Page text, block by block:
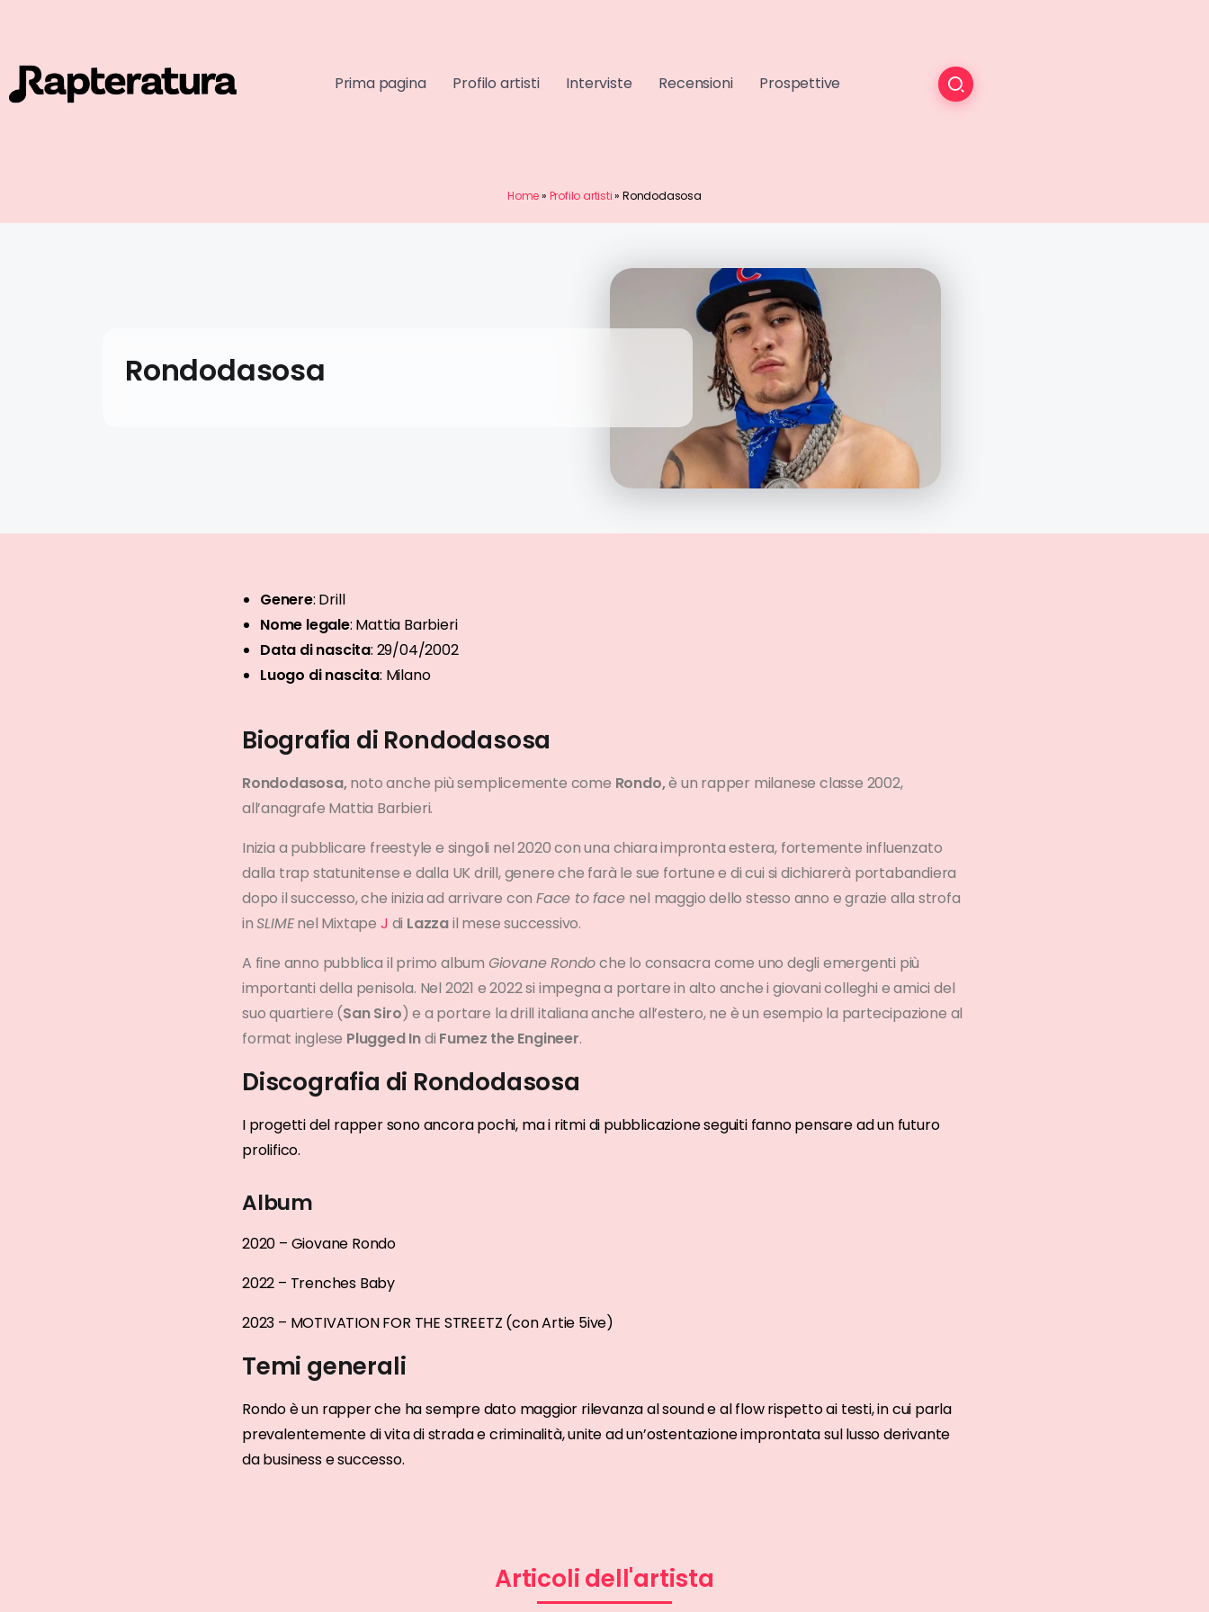
Prima pagina Profilo artisti Interviste Recensioni Prospettive
Home» Profilo artisti»Rondodasosa
Rondodasosa
Genere: Drill
Nome legale: Mattia Barbieri
Data di nascita: 29/04/2002
Luogo di nascita: Milano
Biografia di Rondodasosa
Rondodasosa,noto anche più semplicemente come Rondo,è un rapper milanese classe 2002,
all’anagrafe Mattia Barbieri.
Inizia a pubblicare freestyle e singoli nel 2020 con una chiara impronta estera, fortemente influenzato
dalla trap statunitense e dalla UK drill, genere che farà le sue fortune e di cui si dichiarerà portabandiera
dopo il successo, che inizia ad arrivare conFace to face nel maggio dello stesso anno e grazie alla strofa
inSLIMEnel Mixtape J di Lazzail mese successivo.
A fine anno pubblica il primo album Giovane Rondoche lo consacra come uno degli emergenti più
importanti della penisola. Nel 2021 e 2022 si impegna a portare in alto anche i giovani colleghi e amici del
suo quartiere (San Siro) e a portare la drill italiana anche all’estero, ne è un esempio la partecipazione al
format inglese Plugged Indi Fumez the Engineer.
Discografia di Rondodasosa
I progetti del rapper sono ancora pochi, ma i ritmi di pubblicazione seguiti fanno pensare ad un futuro
prolifico.
Album
2020 – Giovane Rondo
2022 – Trenches Baby
2023 – MOTIVATION FOR THE STREETZ (con Artie 5ive)
Temi generali
Rondo è un rapper che ha sempre dato maggior rilevanza al sound e al flow rispetto ai testi, in cui parla
prevalentemente di vita di strada e criminalità, unite ad un’ostentazione improntata sul lusso derivante
da business e successo.
Articoli dell'artista